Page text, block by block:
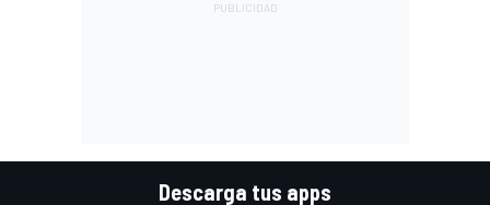
Descarga tus apps